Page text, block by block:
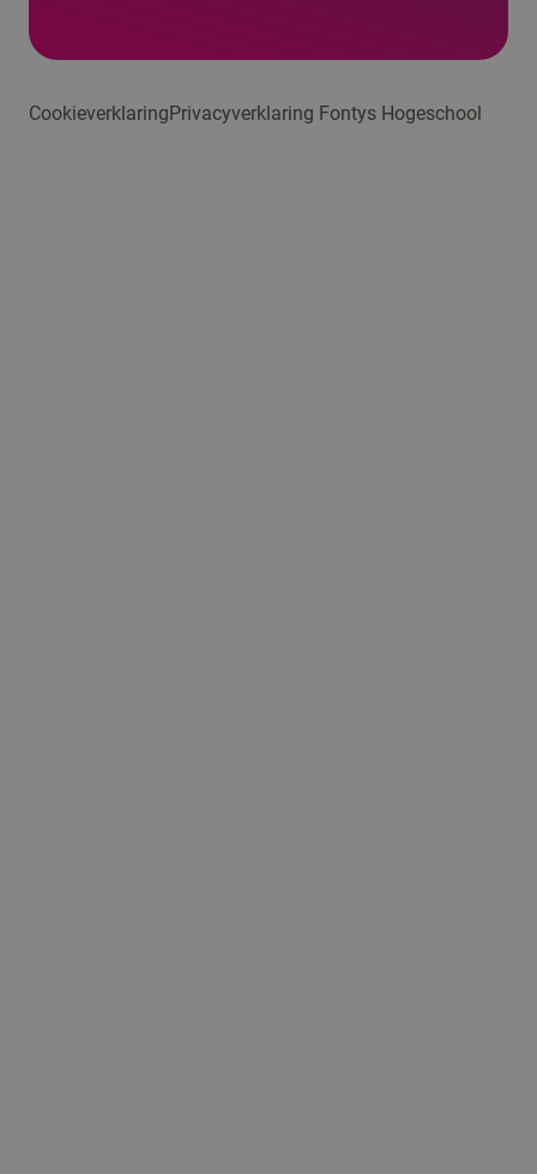
CookieverklaringPrivacyverklaring Fontys Hogeschool